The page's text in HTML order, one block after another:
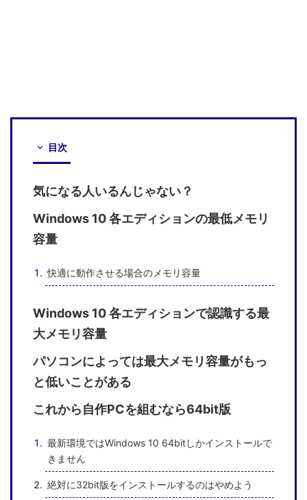
目次
気になる人いるんじゃない？
Windows 10 各エディションの最低メモリ
容量
快適に動作させる場合のメモリ容量
Windows 10 各エディションで認識する最
大メモリ容量
パソコンによっては最大メモリ容量がもっ
と低いことがある
これから自作PCを組むなら64bit版
最新環境ではWindows 10 64bitしかインストールで
きません
絶対に32bit版をインストールするのはやめよう